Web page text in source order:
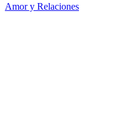
Amor y Relaciones